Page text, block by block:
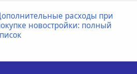
расходы при
новостройки: полный